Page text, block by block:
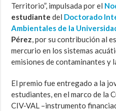
Territorio”, impulsada por el
estudiante del Doctorado
Ambientales de la
Pérez, por su contribución al
mercurio en los sistemas
emisiones de contaminantes y
El premio fue entregado a la
estudiantes, en el marco de la
CIV-VAL –instrumento